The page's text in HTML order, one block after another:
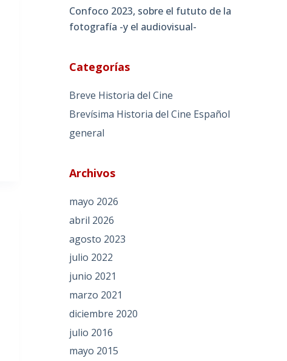
Confoco 2023, sobre el fututo de la
fotografía -y el audiovisual-
Categorías
Breve Historia del Cine
Brevísima Historia del Cine Español
general
Archivos
mayo 2026
abril 2026
agosto 2023
julio 2022
junio 2021
marzo 2021
diciembre 2020
julio 2016
mayo 2015